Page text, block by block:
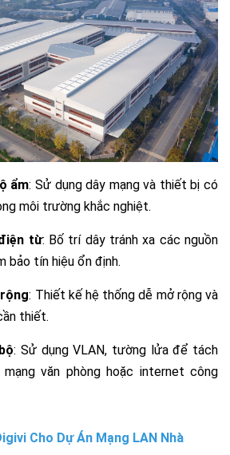
ẩm: Sử dụng dây mạng và thiết bị có
môi trường khắc nghiệt.
từ: Bố trí dây tránh xa các nguồn
bảo tín hiệu ổn định.
: Thiết kế hệ thống dễ mở rộng và
thiết.
: Sử dụng VLAN, tường lửa để tách
văn phòng hoặc internet công
Cho Dự Án Mạng LAN Nhà